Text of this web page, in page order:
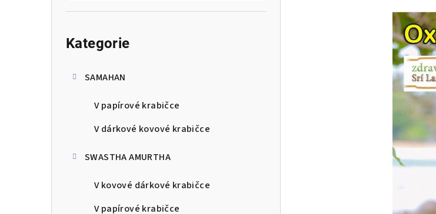
Kategorie
SAMAHAN
V papírové krabičce
V dárkové kovové krabičce
SWASTHA AMURTHA
V kovové dárkové krabičce
V papírové krabičce